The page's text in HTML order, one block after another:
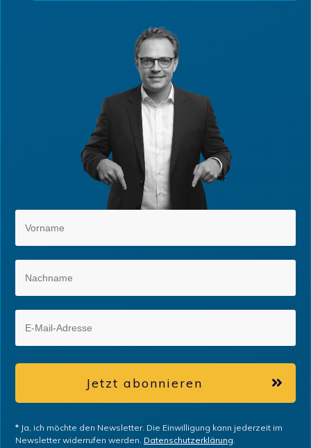
Jetzt abonnieren
* Ja, ich möchte den Newsletter. Die Einwilligung kann jederzeit im
Newsletter widerrufen werden. Datenschutzerklärung